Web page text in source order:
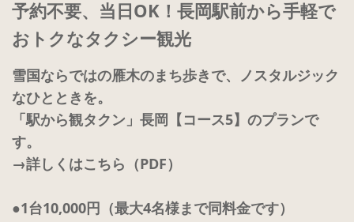
予約不要、当日OK！長岡駅前から手軽で
おトクなタクシー観光
雪国ならではの雁木のまち歩きで、ノスタルジック
なひとときを。
「駅から観タクン」長岡【コース5】のプランで
す。
→詳しくはこちら（PDF）
●1台10,000円（最大4名様まで同料金です）